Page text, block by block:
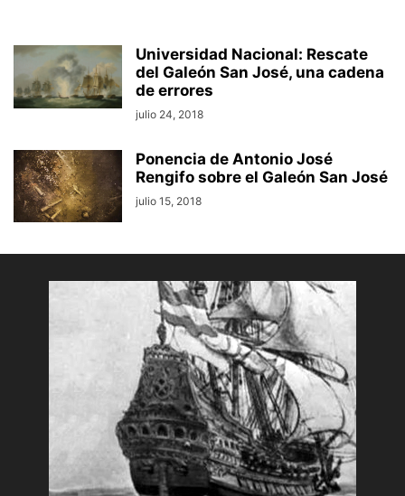
Universidad Nacional: Rescate
del Galeón San José, una cadena
de errores
julio 24, 2018
Ponencia de Antonio José
Rengifo sobre el Galeón San José
julio 15, 2018